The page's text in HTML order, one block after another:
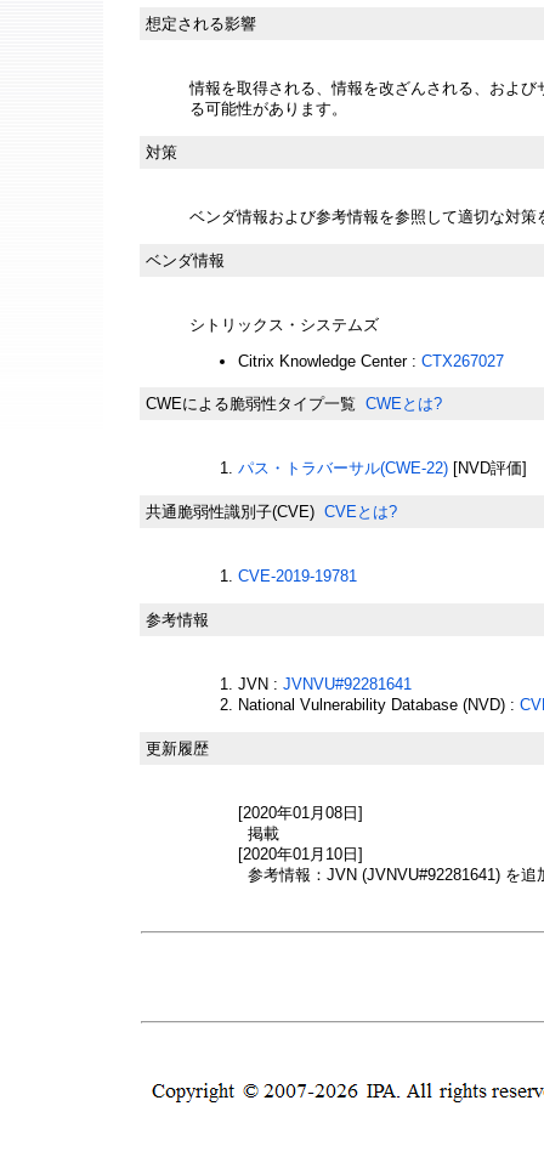
想定される影響
情報を取得される、情報を改ざんされる、およ
る可能性があります。
対策
ベンダ情報および参考情報を参照して適切な対策
ベンダ情報
シトリックス・システムズ
Citrix Knowledge Center : CTX267027
CWEによる脆弱性タイプ一覧 CWEとは?
パス・トラバーサル(CWE-22) [NVD評価]
共通脆弱性識別子(CVE) CVEとは?
CVE-2019-19781
参考情報
JVN : JVNVU#92281641
National Vulnerability Database (NVD) :
更新履歴
[2020年01月08日]
掲載
[2020年01月10日]
参考情報：JVN (JVNVU#92281641) を追